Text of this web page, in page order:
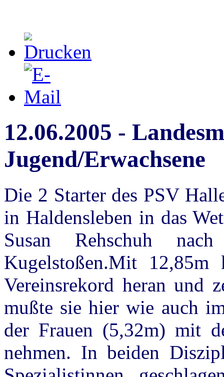
12.06.2005 -
Jugend/Erwachsene
Die 2 Starter des PSV
in Haldensleben in das
Susan Rehschuh
Kugelstoßen.Mit
Vereinsrekord heran und
mußte sie hier wie auch
der Frauen (5,32m) mit
nehmen. In beiden